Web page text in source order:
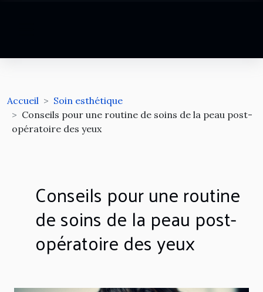
Accueil
Soin esthétique
Conseils pour une routine de soins de la peau post-
opératoire des yeux
Conseils pour une routine
de soins de la peau post-
opératoire des yeux